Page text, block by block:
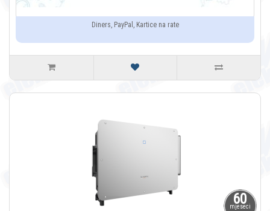
Diners, PayPal, Kartice na rate
60
mjeseci